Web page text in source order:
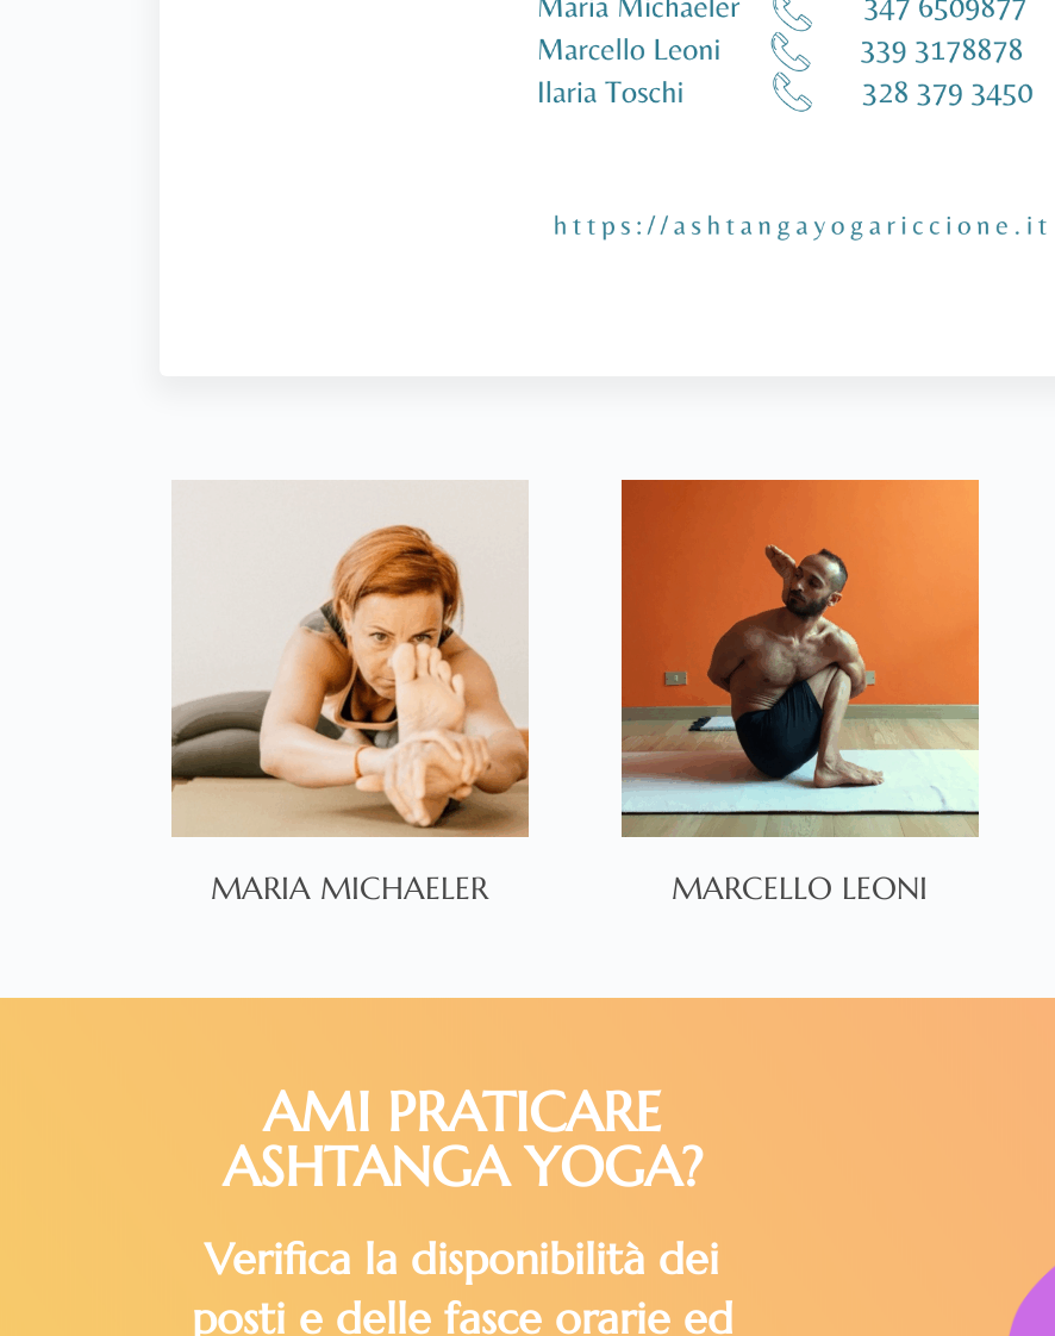
MARIA MICHAELER MARCELLO LEONI
AMI PRATICARE
ASHTANGA YOGA?
Verifica la disponibilità dei
posti e delle fasce orarie ed